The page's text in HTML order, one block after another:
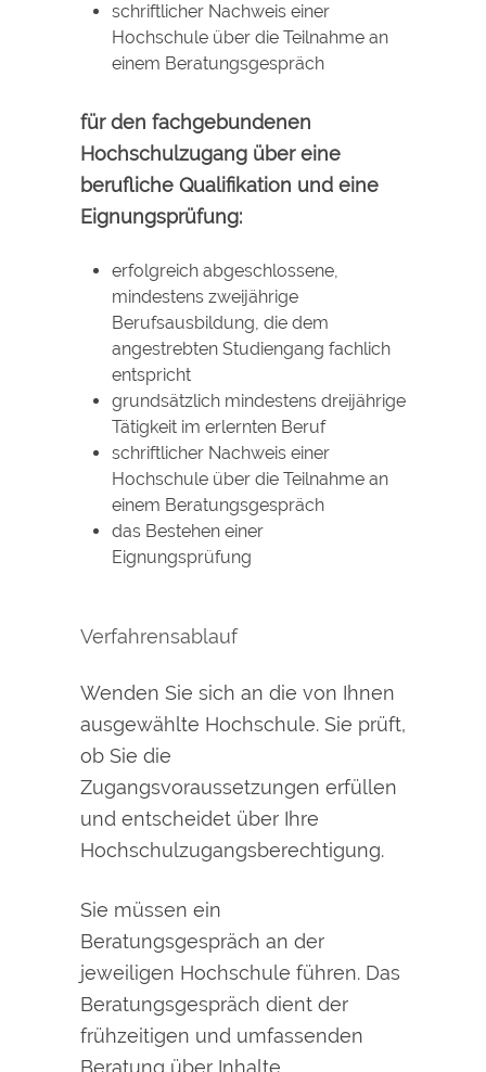
schriftlicher Nachweis einer
Hochschule über die Teilnahme an
einem Beratungsgespräch
für den fachgebundenen
Hochschulzugang über eine
berufliche Qualifikation und eine
Eignungsprüfung:
erfolgreich abgeschlossene,
mindestens zweijährige
Berufsausbildung, die dem
angestrebten Studiengang fachlich
entspricht
grundsätzlich mindestens dreijährige
Tätigkeit im erlernten Beruf
schriftlicher Nachweis einer
Hochschule über die Teilnahme an
einem Beratungsgespräch
das Bestehen einer
Eignungsprüfung
Verfahrensablauf
Wenden Sie sich an die von Ihnen
ausgewählte Hochschule. Sie prüft,
ob Sie die
Zugangsvoraussetzungen erfüllen
und entscheidet über Ihre
Hochschulzugangsberechtigung.
Sie müssen ein
Beratungsgespräch an der
jeweiligen Hochschule führen. Das
Beratungsgespräch dient der
frühzeitigen und umfassenden